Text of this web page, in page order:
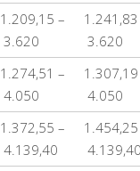
1.209,15 –
3.620
1.241,83
3.620
1.274,51 –
4.050
1.307,19
4.050
1.372,55 –
4.139,40
1.454,25
4.139,40